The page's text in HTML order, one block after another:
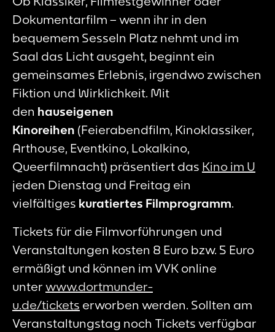
Dokumentarfilm – wenn ihr in den
bequemem Sesseln Platz nehmt und im
Saal das Licht ausgeht, beginnt ein
gemeinsames Erlebnis, irgendwo zwischen
Fiktion und Wirklichkeit. Mit
den hauseigenen
Kinoreihen (Feierabendfilm, Kinoklassiker,
Arthouse, Eventkino, Lokalkino,
Queerfilmnacht) präsentiert das Kino im U
jeden Dienstag und Freitag ein
vielfältiges kuratiertes Filmprogramm.
Tickets für die Filmvorführungen und
Veranstaltungen kosten 8 Euro bzw. 5 Euro
ermäßigt und können im VVK online
unter www.dortmunder-
u.de/tickets erworben werden. Sollten am
Veranstaltungstag noch Tickets verfügbar